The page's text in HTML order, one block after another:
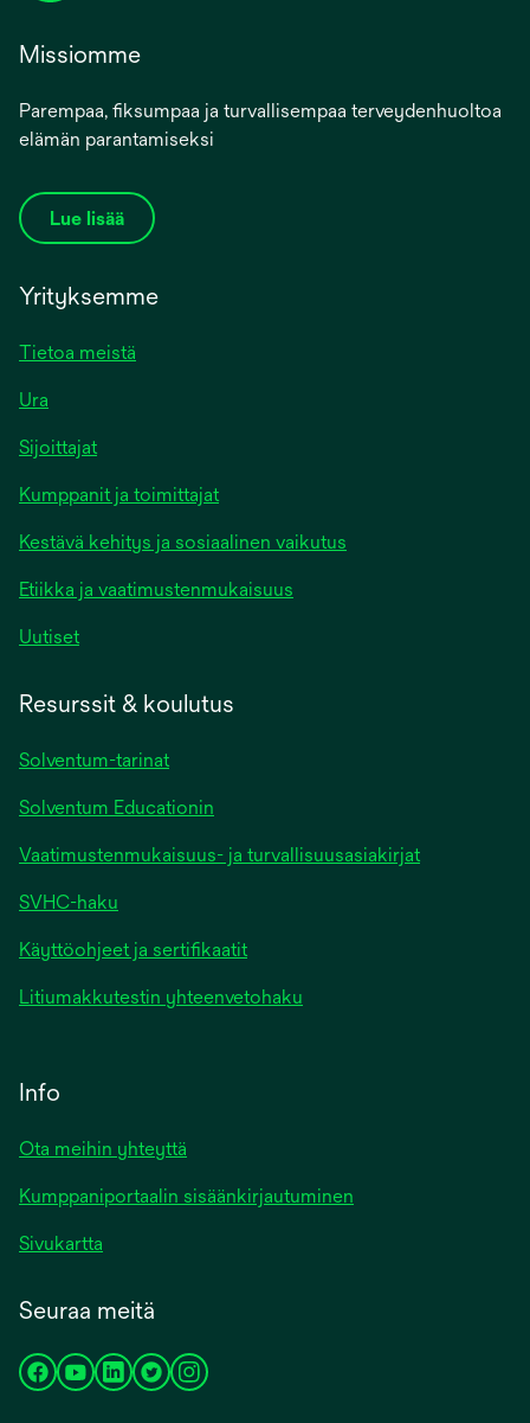
Missiomme
Parempaa, fiksumpaa ja turvallisempaa terveydenhuoltoa
elämän parantamiseksi
Lue lisää
Yrityksemme
Tietoa meistä
Ura
Sijoittajat
Kumppanit ja toimittajat
Kestävä kehitys ja sosiaalinen vaikutus
Etiikka ja vaatimustenmukaisuus
Uutiset
Resurssit & koulutus
Solventum-tarinat
Solventum Educationin
Vaatimustenmukaisuus- ja turvallisuusasiakirjat
SVHC-haku
Käyttöohjeet ja sertifikaatit
Litiumakkutestin yhteenvetohaku
Info
Ota meihin yhteyttä
Kumppaniportaalin sisäänkirjautuminen
Sivukartta
Seuraa meitä
opensopensopensopensopens